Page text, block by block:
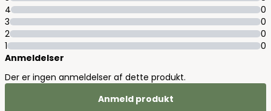
4
0
3
0
2
0
1
0
Anmeldelser
Der er ingen anmeldelser af dette produkt.
Anmeld produkt